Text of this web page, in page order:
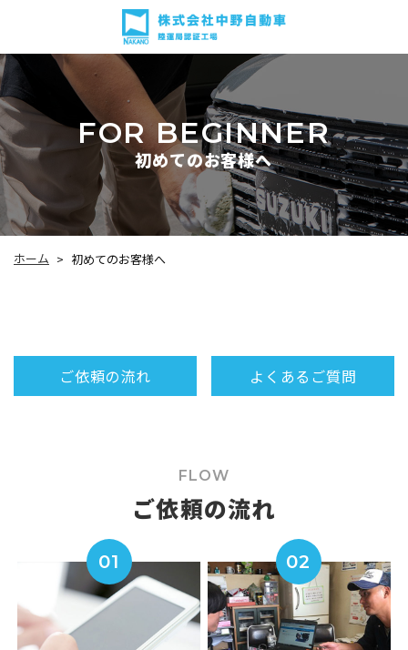
FOR BEGINNER
初めてのお客様へ
ホーム > 初めてのお客様へ
ご依頼の流れ よくあるご質問
FLOW
ご依頼の流れ
01 02